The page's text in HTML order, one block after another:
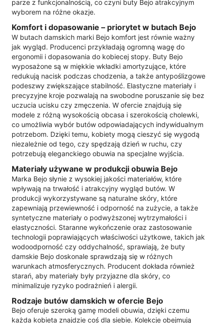
parze z funkcjonalnością, co czyni buty Bejo atrakcyjnym
wyborem na różne okazje.
Komfort i dopasowanie – priorytet w butach Bejo
W butach damskich marki Bejo komfort jest równie ważny
jak wygląd. Producenci przykładają ogromną wagę do
ergonomii i dopasowania do kobiecej stopy. Buty Bejo
wyposażone są w miękkie wkładki amortyzujące, które
redukują nacisk podczas chodzenia, a także antypoślizgowe
podeszwy zwiększające stabilność. Elastyczne materiały i
precyzyjne kroje pozwalają na swobodne poruszanie się bez
uczucia ucisku czy zmęczenia. W ofercie znajdują się
modele z różną wysokością obcasa i szerokością cholewki,
co umożliwia wybór butów odpowiadających indywidualnym
potrzebom. Dzięki temu, kobiety mogą cieszyć się wygodą
niezależnie od tego, czy spędzają dzień w ruchu, czy
potrzebują eleganckiego obuwia na specjalne wyjścia.
Materiały używane w produkcji obuwia Bejo
Marka Bejo słynie z wysokiej jakości materiałów, które
wpływają na trwałość i atrakcyjny wygląd butów. W
produkcji wykorzystywane są naturalne skóry, które
zapewniają przewiewność i odporność na zużycie, a także
syntetyczne materiały o podwyższonej wytrzymałości i
elastyczności. Staranne wykończenie oraz zastosowanie
technologii poprawiających właściwości użytkowe, takich jak
wodoodporność czy oddychalność, sprawiają, że buty
damskie Bejo doskonale sprawdzają się w różnych
warunkach atmosferycznych. Producent dokłada również
starań, aby materiały były przyjazne dla skóry, co
minimalizuje ryzyko podrażnień i alergii.
Rodzaje butów damskich w ofercie Bejo
Bejo oferuje szeroką gamę modeli obuwia, dzięki czemu
każda kobieta znajdzie coś dla siebie. Kolekcje obejmują